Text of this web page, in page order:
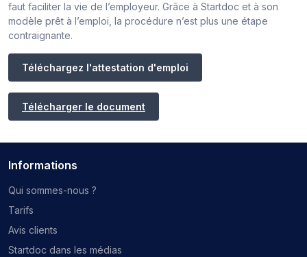
faut faciliter la vie de l’employeur. Grâce à Startdoc et à son
modèle prêt à l’emploi, la procédure n’est plus une étape
contraignante.
Téléchargez l'attestation d'emploi
Télécharger le document
Informations
Qui sommes-nous ?
Tarifs
Avis clients
Startdoc dans les médias